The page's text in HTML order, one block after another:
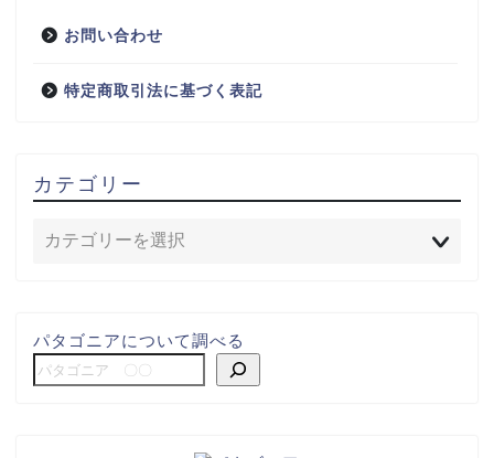
お問い合わせ
特定商取引法に基づく表記
カテゴリー
パタゴニアについて調べる